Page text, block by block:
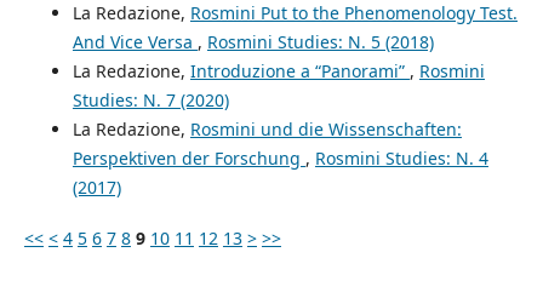
La Redazione, Rosmini Put to the Phenomenology Test.
And Vice Versa , Rosmini Studies: N. 5 (2018)
La Redazione, Introduzione a “Panorami” , Rosmini
Studies: N. 7 (2020)
La Redazione, Rosmini und die Wissenschaften:
Perspektiven der Forschung , Rosmini Studies: N. 4
(2017)
<< < 4 5 6 7 8 9 10 11 12 13 > >>